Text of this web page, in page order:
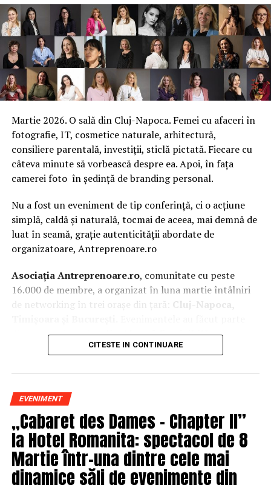
Martie 2026. O sală din Cluj-Napoca. Femei cu afaceri în
fotografie, IT, cosmetice naturale, arhitectură,
consiliere parentală, investiții, sticlă pictată. Fiecare cu
câteva minute să vorbească despre ea. Apoi, în fața
camerei foto în ședință de branding personal.
Nu a fost un eveniment de tip conferință, ci o acțiune
simplă, caldă și naturală, tocmai de aceea, mai demnă de
luat în seamă, grație autenticității abordate de
organizatoare, Antreprenoare.ro
Asociația Antreprenoare.ro, comunitate cu peste
16.000 de membre, a organizat în luna martie întâlniri
de networking în trei orașe din țară:
Cluj-Napoca,
campania națională„Aleg să fiu vizibilă„, o
inițiativă care combină sesiuni de fotografie de brand
prezentă, cu numele tău și cu afacerea ta, în spațiul
public.
La Cluj-Napoca, sesiunile foto au fost susținute de doi
fotografi profesioniști:Valentina Mihalache
(lightsun.ro) șiDeni Sîrb(DA Studio). Valentina a venit
cu 18 ani de carieră în vânzări în spate și o tranziție
asumată spre fotografia comercială și de brand
CITESTE IN CONTINUARE
EVENIMENT
„Cabaret des Dames – Chapter II”
la Hotel Romanita: spectacol de 8
Martie într-una dintre cele mai
dinamice săli de evenimente din